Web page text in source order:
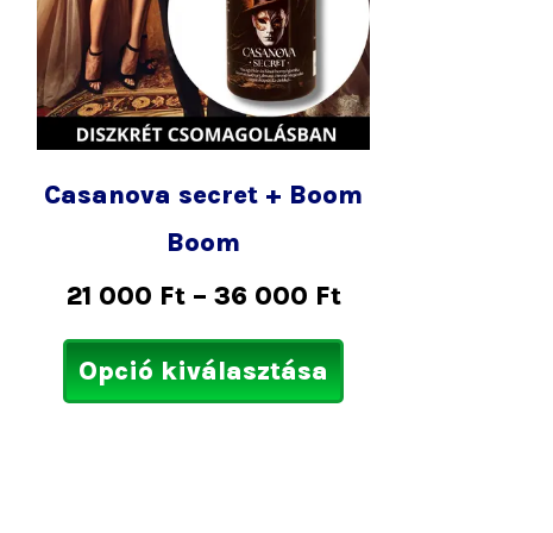
Casanova secret + Boom
Boom
21 000 Ft – 36 000 Ft
Opció kiválasztása
ki